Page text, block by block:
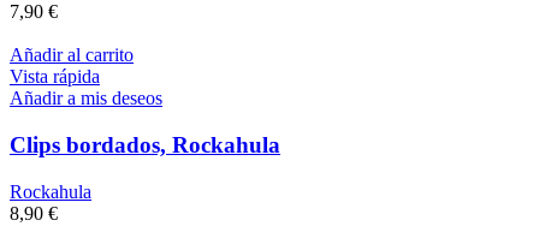
7,90 €
Añadir al carrito
Vista rápida
Añadir a mis deseos
Clips bordados, Rockahula
Rockahula
8,90 €